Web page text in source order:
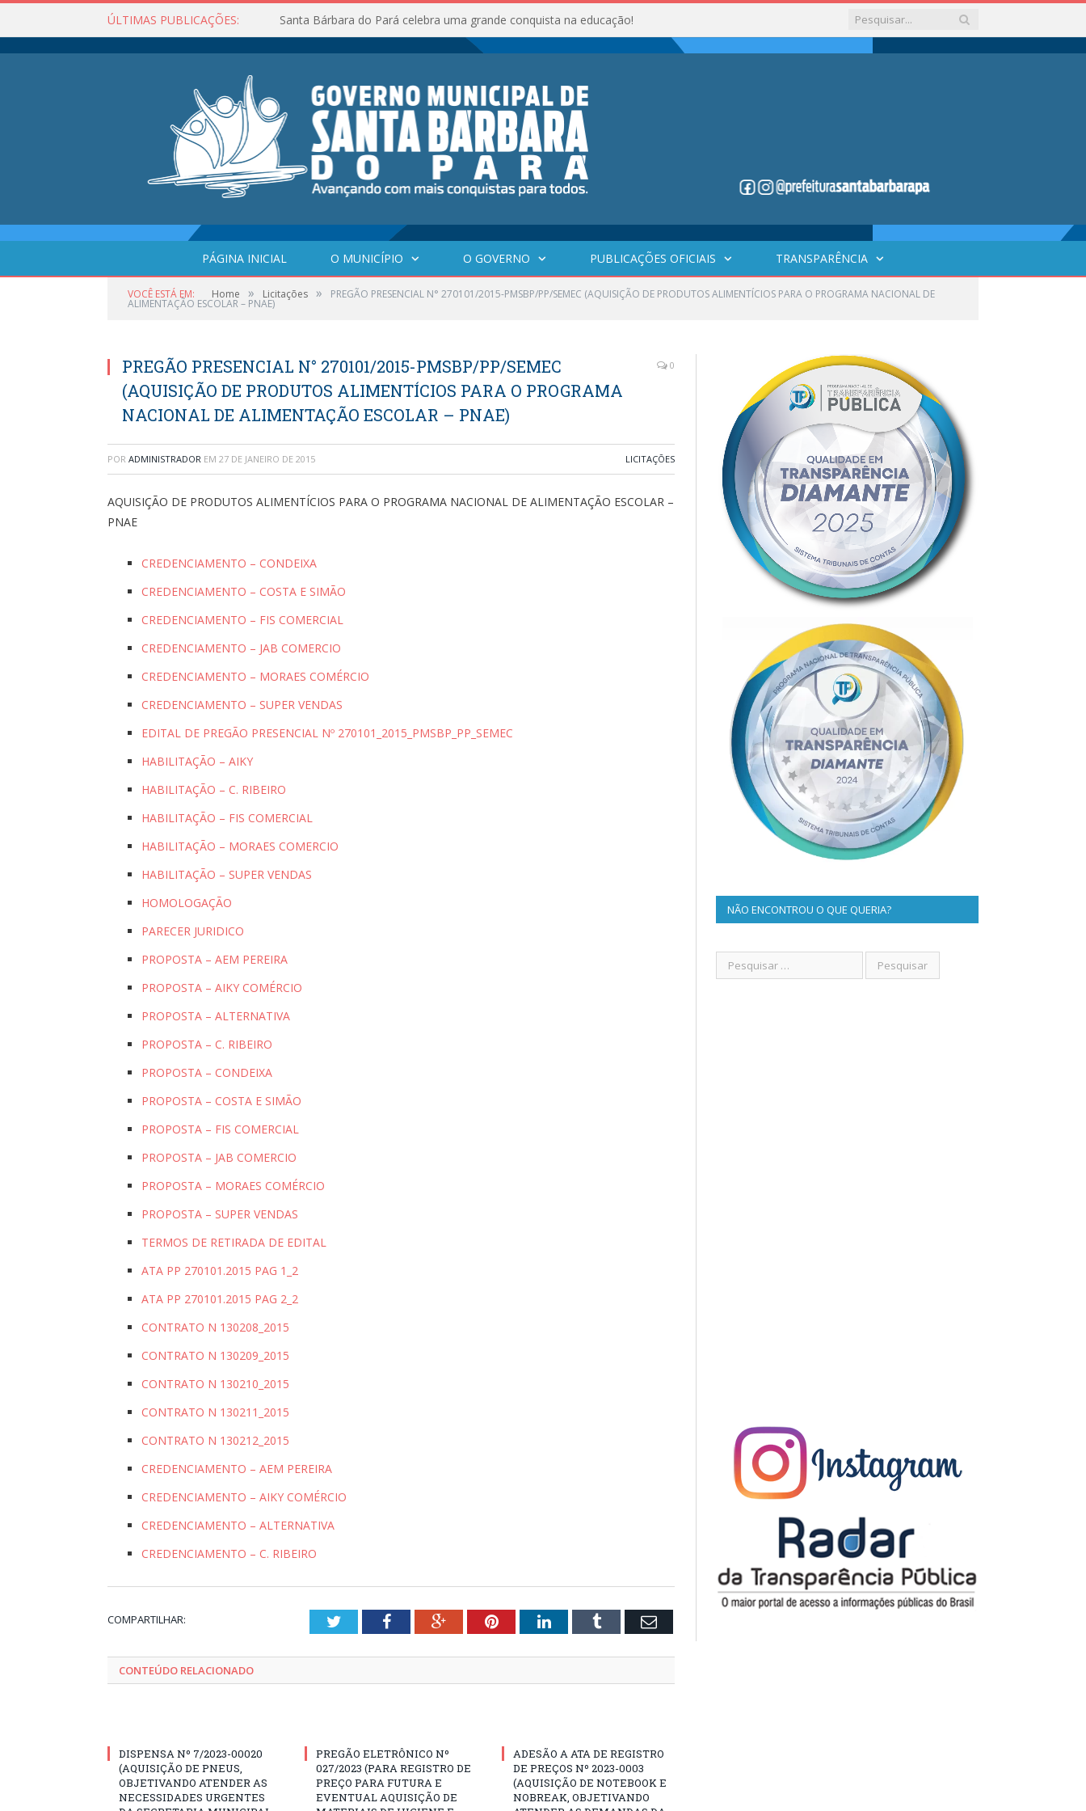
ÚLTIMAS PUBLICAÇÕES: Santa Bárbara do Pará celebra uma grande conquista na educação!
PÁGINA INICIAL O MUNICÍPIO O GOVERNO PUBLICAÇÕES OFICIAIS TRANSPARÊNCIA
VOCÊ ESTÁ EM: Home » Licitações » PREGÃO PRESENCIAL N° 270101/2015-PMSBP/PP/SEMEC (AQUISIÇÃO DE PRODUTOS ALIMENTÍCIOS PARA O PROGRAMA NACIONAL DE
ALIMENTAÇÃO ESCOLAR – PNAE)
PREGÃO PRESENCIAL N° 270101/2015-PMSBP/PP/SEMEC
(AQUISIÇÃO DE PRODUTOS ALIMENTÍCIOS PARA O PROGRAMA
NACIONAL DE ALIMENTAÇÃO ESCOLAR – PNAE)
0
POR ADMINISTRADOR EM 27 DE JANEIRO DE 2015 LICITAÇÕES
AQUISIÇÃO DE PRODUTOS ALIMENTÍCIOS PARA O PROGRAMA NACIONAL DE ALIMENTAÇÃO ESCOLAR –
PNAE
CREDENCIAMENTO – CONDEIXA
CREDENCIAMENTO – COSTA E SIMÃO
CREDENCIAMENTO – FIS COMERCIAL
CREDENCIAMENTO – JAB COMERCIO
CREDENCIAMENTO – MORAES COMÉRCIO
CREDENCIAMENTO – SUPER VENDAS
EDITAL DE PREGÃO PRESENCIAL Nº 270101_2015_PMSBP_PP_SEMEC
HABILITAÇÃO – AIKY
HABILITAÇÃO – C. RIBEIRO
HABILITAÇÃO – FIS COMERCIAL
HABILITAÇÃO – MORAES COMERCIO
HABILITAÇÃO – SUPER VENDAS
HOMOLOGAÇÃO
PARECER JURIDICO
PROPOSTA – AEM PEREIRA
PROPOSTA – AIKY COMÉRCIO
PROPOSTA – ALTERNATIVA
PROPOSTA – C. RIBEIRO
PROPOSTA – CONDEIXA
PROPOSTA – COSTA E SIMÃO
PROPOSTA – FIS COMERCIAL
PROPOSTA – JAB COMERCIO
PROPOSTA – MORAES COMÉRCIO
PROPOSTA – SUPER VENDAS
TERMOS DE RETIRADA DE EDITAL
ATA PP 270101.2015 PAG 1_2
ATA PP 270101.2015 PAG 2_2
CONTRATO N 130208_2015
CONTRATO N 130209_2015
CONTRATO N 130210_2015
CONTRATO N 130211_2015
CONTRATO N 130212_2015
CREDENCIAMENTO – AEM PEREIRA
CREDENCIAMENTO – AIKY COMÉRCIO
CREDENCIAMENTO – ALTERNATIVA
CREDENCIAMENTO – C. RIBEIRO
COMPARTILHAR: TwitterFacebookGoogle+PinterestLinkedInTumblr Email
CONTEÚDO RELACIONADO
DISPENSA Nº 7/2023-00020
(AQUISIÇÃO DE PNEUS,
OBJETIVANDO ATENDER AS
NECESSIDADES URGENTES
PREGÃO ELETRÔNICO Nº
027/2023 (PARA REGISTRO DE
PREÇO PARA FUTURA E
EVENTUAL AQUISIÇÃO DE
ADESÃO A ATA DE REGISTRO
DE PREÇOS Nº 2023-0003
(AQUISIÇÃO DE NOTEBOOK E
NOBREAK, OBJETIVANDO
NÃO ENCONTROU O QUE QUERIA?